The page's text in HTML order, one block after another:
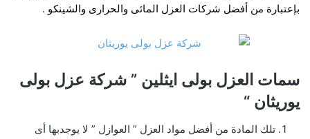
بإعتبارة من أفضل شركات العزل المائى والحرارى والشينكو .
سمات العزل بولى ايثلين ” شركة عزل بولى
يوريثان “
تلك المادة من أفضل مواد العزل ” العوازل ” لا يوجدبها أى